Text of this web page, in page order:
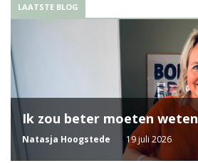
LAATSTE BLOG
Ik zou beter moeten weten
Natasja Hoogstede 19 juli 2026